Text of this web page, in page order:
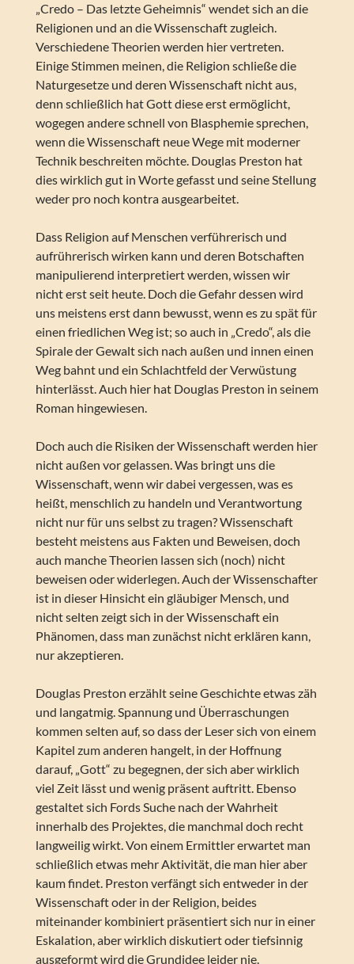
„Credo – Das letzte Geheimnis“ wendet sich an die
Religionen und an die Wissenschaft zugleich.
Verschiedene Theorien werden hier vertreten.
Einige Stimmen meinen, die Religion schließe die
Naturgesetze und deren Wissenschaft nicht aus,
denn schließlich hat Gott diese erst ermöglicht,
wogegen andere schnell von Blasphemie sprechen,
wenn die Wissenschaft neue Wege mit moderner
Technik beschreiten möchte. Douglas Preston hat
dies wirklich gut in Worte gefasst und seine Stellung
weder pro noch kontra ausgearbeitet.
Dass Religion auf Menschen verführerisch und
aufrührerisch wirken kann und deren Botschaften
manipulierend interpretiert werden, wissen wir
nicht erst seit heute. Doch die Gefahr dessen wird
uns meistens erst dann bewusst, wenn es zu spät für
einen friedlichen Weg ist; so auch in „Credo“, als die
Spirale der Gewalt sich nach außen und innen einen
Weg bahnt und ein Schlachtfeld der Verwüstung
hinterlässt. Auch hier hat Douglas Preston in seinem
Roman hingewiesen.
Doch auch die Risiken der Wissenschaft werden hier
nicht außen vor gelassen. Was bringt uns die
Wissenschaft, wenn wir dabei vergessen, was es
heißt, menschlich zu handeln und Verantwortung
nicht nur für uns selbst zu tragen? Wissenschaft
besteht meistens aus Fakten und Beweisen, doch
auch manche Theorien lassen sich (noch) nicht
beweisen oder widerlegen. Auch der Wissenschafter
ist in dieser Hinsicht ein gläubiger Mensch, und
nicht selten zeigt sich in der Wissenschaft ein
Phänomen, dass man zunächst nicht erklären kann,
nur akzeptieren.
Douglas Preston erzählt seine Geschichte etwas zäh
und langatmig. Spannung und Überraschungen
kommen selten auf, so dass der Leser sich von einem
Kapitel zum anderen hangelt, in der Hoffnung
darauf, „Gott“ zu begegnen, der sich aber wirklich
viel Zeit lässt und wenig präsent auftritt. Ebenso
gestaltet sich Fords Suche nach der Wahrheit
innerhalb des Projektes, die manchmal doch recht
langweilig wirkt. Von einem Ermittler erwartet man
schließlich etwas mehr Aktivität, die man hier aber
kaum findet. Preston verfängt sich entweder in der
Wissenschaft oder in der Religion, beides
miteinander kombiniert präsentiert sich nur in einer
Eskalation, aber wirklich diskutiert oder tiefsinnig
ausgeformt wird die Grundidee leider nie.